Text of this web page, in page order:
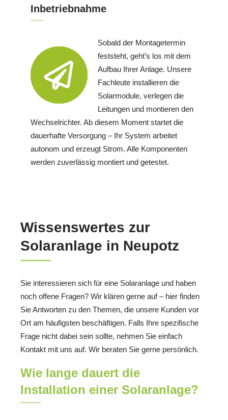
Inbetriebnahme
Sobald der Montagetermin
feststeht, geht’s los mit dem
Aufbau Ihrer Anlage. Unsere
Fachleute installieren die
Solarmodule, verlegen die
Leitungen und montieren den
Wechselrichter. Ab diesem Moment startet die
dauerhafte Versorgung – Ihr System arbeitet
autonom und erzeugt Strom. Alle Komponenten
werden zuverlässig montiert und getestet.
Wissenswertes zur
Solaranlage in Neupotz
Sie interessieren sich für eine Solaranlage und haben
noch offene Fragen? Wir klären gerne auf – hier finden
Sie Antworten zu den Themen, die unsere Kunden vor
Ort am häufigsten beschäftigen. Falls Ihre spezifische
Frage nicht dabei sein sollte, nehmen Sie einfach
Kontakt mit uns auf. Wir beraten Sie gerne persönlich.
Wie lange dauert die
Installation einer Solaranlage?